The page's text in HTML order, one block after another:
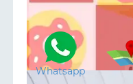
Whatsapp